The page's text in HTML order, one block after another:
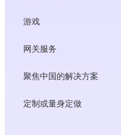
游戏
网关服务
聚焦中国的解决方案
定制或量身定做